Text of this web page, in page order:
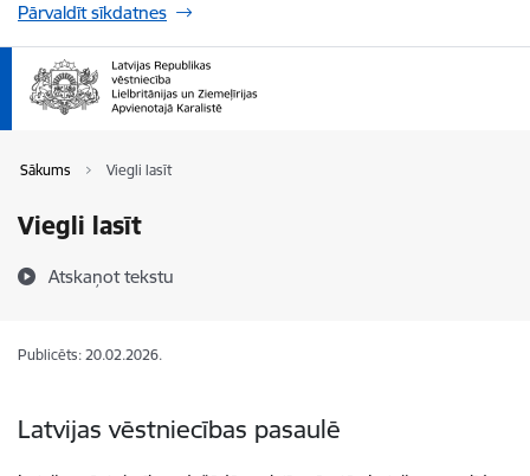
Pārvaldīt sīkdatnes
Sākums Viegli lasīt
Viegli lasīt
Atskaņot tekstu
Publicēts: 20.02.2026.
Latvijas vēstniecības pasaulē